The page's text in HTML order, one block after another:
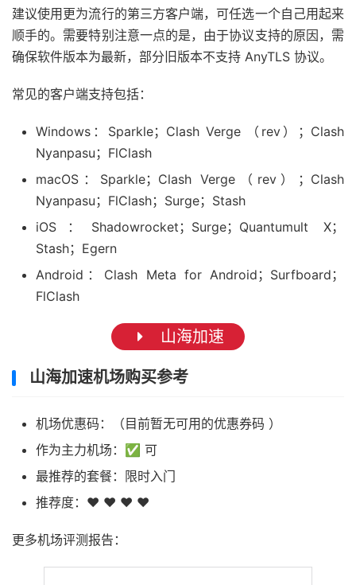
建议使用更为流行的第三方客户端，可任选一个自己用起来
顺手的。需要特别注意一点的是，由于协议支持的原因，需
确保软件版本为最新，部分旧版本不支持 AnyTLS 协议。
常见的客户端支持包括：
Windows：Sparkle；Clash Verge （rev）；Clash
Nyanpasu；FlClash
macOS：Sparkle；Clash Verge（rev）；Clash
Nyanpasu；FlClash；Surge；Stash
iOS：Shadowrocket；Surge；Quantumult X；
Stash；Egern
Android：Clash Meta for Android；Surfboard；
FlClash
山海加速
山海加速机场购买参考
机场优惠码：（目前暂无可用的优惠券码 ）
作为主力机场：✅ 可
最推荐的套餐：限时入门
推荐度：❤ ❤ ❤ ❤
更多机场评测报告：